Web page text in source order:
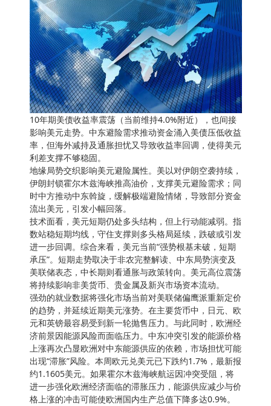
10年期美债收益率震荡（当前维持4.0%附近），也间接
影响美元走势。中东避险需求推动资金涌入美债压低收益
率，但海外减持及通胀担忧又导致收益率回调，使得美元
利差支撑不够稳固。
地缘局势交织影响美元避险属性。美以对伊朗空袭持续，
伊朗封锁霍尔木兹海峡推高油价，支撑美元避险需求；同
时中方推动中东斡旋，缓解极端避险情绪，导致部分资金
流出美元，引发小幅回落。
技术面看，美元短期仍处多头结构，但上行动能减弱。指
数站稳短期均线，守住支撑则多头格局延续，跌破或引发
进一步回调。综合来看，美元当前“强势根基未破，短期
承压”。短期走势取决于非农完整解读、中东局势演变及
美联储表态，中长期则看通胀与政策转向。美元高位震荡
将持续影响非美货币、贵金属及新兴市场资本流动。
强劲的就业数据将强化市场当前对美联储偏鹰派重新定价
的趋势，并延续近期美元涨势。在主要货币中，日元、欧
元和英镑最容易受到新一轮抛售压力。与此同时，欧洲经
济前景因能源风险而面临压力。中东冲突引发的能源价格
上涨再次凸显欧洲对中东能源供应的依赖，市场担忧可能
出现“滞胀”风险。本周欧元兑美元已下跌约1.7%，最新报
约1.1605美元。如果霍尔木兹海峡航运因冲突受阻，将
进一步强化欧洲经济面临的滞胀压力，能源供应减少与价
格上涨的冲击可能使欧洲国内生产总值下降多达0.9%。